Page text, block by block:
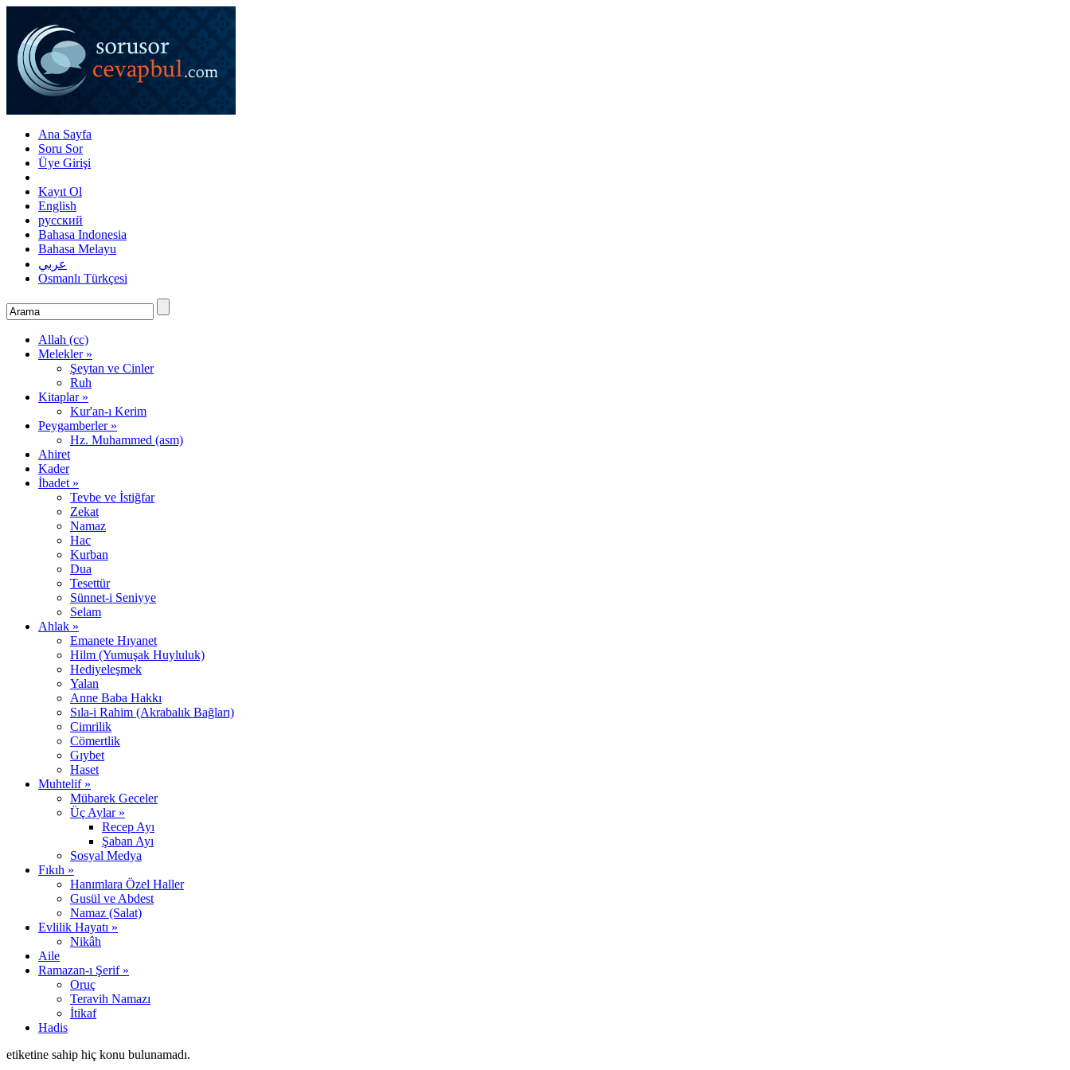
Ana Sayfa
Soru Sor
Üye Girişi
Kayıt Ol
English
русский
Bahasa Indonesia
Bahasa Melayu
عربي
Osmanlı Türkçesi
Allah (cc)
Melekler »
Şeytan ve Cinler
Ruh
Kitaplar »
Kur'an-ı Kerim
Peygamberler »
Hz. Muhammed (asm)
Ahiret
Kader
İbadet »
Tevbe ve İstiğfar
Zekat
Namaz
Hac
Kurban
Dua
Tesettür
Sünnet-i Seniyye
Selam
Ahlak »
Emanete Hıyanet
Hilm (Yumuşak Huyluluk)
Hediyeleşmek
Yalan
Anne Baba Hakkı
Sıla-i Rahim (Akrabalık Bağları)
Cimrilik
Cömertlik
Gıybet
Haset
Muhtelif »
Mübarek Geceler
Üç Aylar »
Recep Ayı
Şaban Ayı
Sosyal Medya
Fıkıh »
Hanımlara Özel Haller
Gusül ve Abdest
Namaz (Salat)
Evlilik Hayatı »
Nikâh
Aile
Ramazan-ı Şerif »
Oruç
Teravih Namazı
İtikaf
Hadis
etiketine sahip hiç konu bulunamadı.